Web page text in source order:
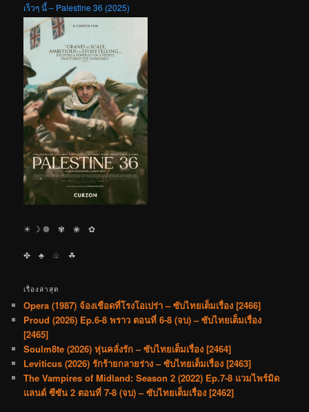
เร็วๆ นี้ – Palestine 36 (2025)
☀︎ ☽ ❁ ✾ ❀ ✿
✤ ♣︎ ♧ ☘︎
เรื่องล่าสุด
Opera (1987) จ้องเชือดที่โรงโอเปร่า – ซับไทยเต็มเรื่อง [2466]
Proud (2026) Ep.6-8 พราว ตอนที่ 6-8 (จบ) – ซับไทยเต็มเรื่อง
[2465]
Soulm8te (2026) หุ่นคลั่งรัก – ซับไทยเต็มเรื่อง [2464]
Leviticus (2026) รักร้ายกลายร่าง – ซับไทยเต็มเรื่อง [2463]
The Vampires of Midland: Season 2 (2022) Ep.7-8 แวมไพร์มิด
แลนด์ ซีซัน 2 ตอนที่ 7-8 (จบ) – ซับไทยเต็มเรื่อง [2462]